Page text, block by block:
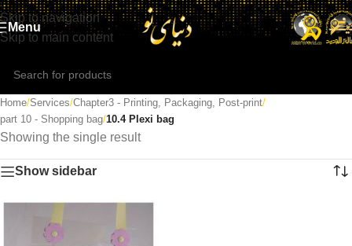
Skip to navigation
Skip to main content
Menu
Home/Services/Chapter3 - Printing, Packaging, Post-print/
part 10 - Shopping bag/10.4 Plexi bag
Showing the single result
Show sidebar